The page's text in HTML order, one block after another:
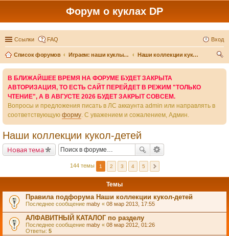
Форум о куклах DP
Ссылки FAQ Вход
Список форумов Играем: наши куклы и игры вокруг них
Наши коллекции кукол-детей
В БЛИЖАЙШЕЕ ВРЕМЯ НА ФОРУМЕ БУДЕТ ЗАКРЫТА
АВТОРИЗАЦИЯ, ТО ЕСТЬ САЙТ ПЕРЕЙДЕТ В РЕЖИМ "ТОЛЬКО
ЧТЕНИЕ", А В АВГУСТЕ 2026 БУДЕТ ЗАКРЫТ СОВСЕМ.
Вопросы и предложения писать в ЛС аккаунта admin или направлять в
соответствующую форму. С уважением и сожалением, Админ.
Наши коллекции кукол-детей
Новая тема
144 темы 1 2 3 4 5
Темы
Правила подфорума Наши коллекции кукол-детей
Последнее сообщение maby « 08 мар 2013, 17:55
АЛФАВИТНЫЙ КАТАЛОГ по разделу
Последнее сообщение maby « 08 мар 2012, 01:26
Ответы: 5